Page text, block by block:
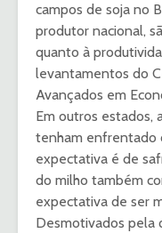
campos de soja no
produtor nacional,
quanto à
levantamentos do
Avançados em
Em outros estados,
tenham enfrentado
expectativa é de
do milho também
expectativa de ser
Desmotivados pela